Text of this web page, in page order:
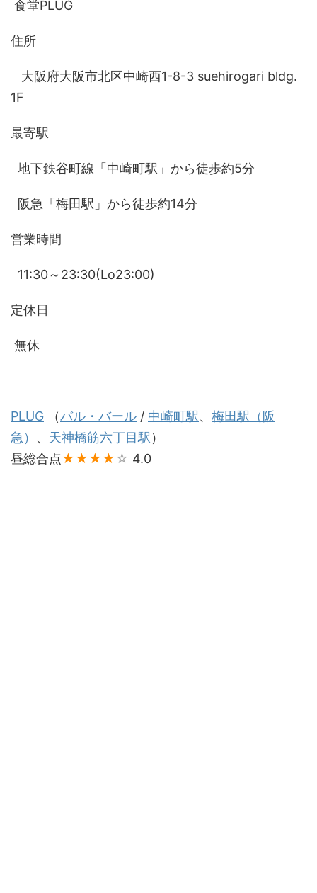
食堂PLUG
住所
大阪府大阪市北区中崎西1-8-3 suehirogari bldg.
1F
最寄駅
地下鉄谷町線「中崎町駅」から徒歩約5分
阪急「梅田駅」から徒歩約14分
営業時間
11:30～23:30(Lo23:00)
定休日
無休
PLUG （バル・バール / 中崎町駅、 梅田駅（阪
急） 、 天神橋筋六丁目駅 ）
昼総合点★★★★☆ 4.0